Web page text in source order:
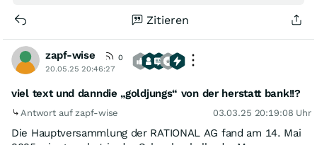
Zitieren
zapf-wise
0
20.05.25 20:46:27
viel text und danndie „goldjungs“ von der herstatt bank!!?
Antwort auf zapf-wise 03.03.25 20:19:08 Uhr
Die Hauptversammlung der RATIONAL AG fand am 14. Mai